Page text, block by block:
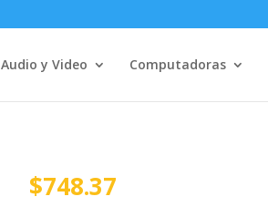
Audio y Video Computadoras
$748.37